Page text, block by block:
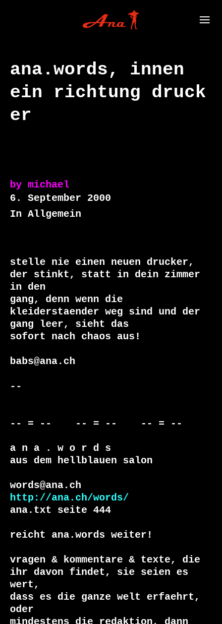
ana.words, innen
ein richtung druck
er
by michael
6. September 2000
In Allgemein
stelle nie einen neuen drucker,
der stinkt, statt in dein zimmer
in den
gang, denn wenn die
kleiderstaender weg sind und der
gang leer, sieht das
sofort nach chaos aus!
babs@ana.ch
--
-- = --    -- = --    -- = --
a n a . w o r d s
aus dem hellblauen salon
http://ana.ch/words/
ana.txt seite 444
reicht ana.words weiter!
vragen & kommentare & texte, die
ihr davon findet, sie seien es
wert,
dass es die ganze welt erfaehrt,
oder